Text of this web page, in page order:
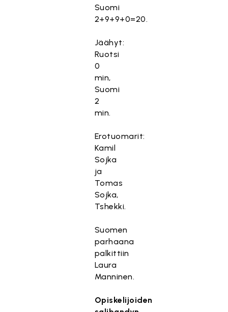
Suomi
2+9+9+0=20.
Jäähyt:
Ruotsi
0
min,
Suomi
2
min.
Erotuomarit:
Kamil
Sojka
ja
Tomas
Sojka,
Tshekki.
Suomen
parhaana
palkittiin
Laura
Manninen.
Opiskelijoiden